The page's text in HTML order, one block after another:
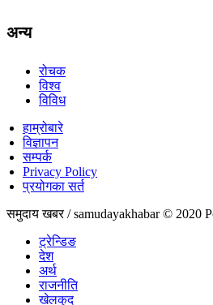
अन्य
रोचक
विश्व
विविध
हाम्रोबारे
विज्ञापन
सम्पर्क
Privacy Policy
प्रयोगका सर्त
समुदाय खबर / samudayakhabar © 2020
ट्रेन्डिङ
देश
अर्थ
राजनीति
खेलकुद